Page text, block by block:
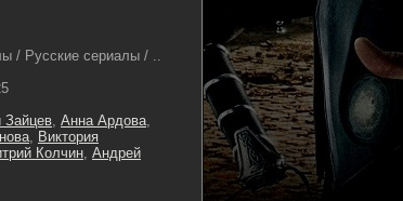
/ Русские сериалы / ..
, Анна Ардова,
, Виктория
Колчин, Андрей